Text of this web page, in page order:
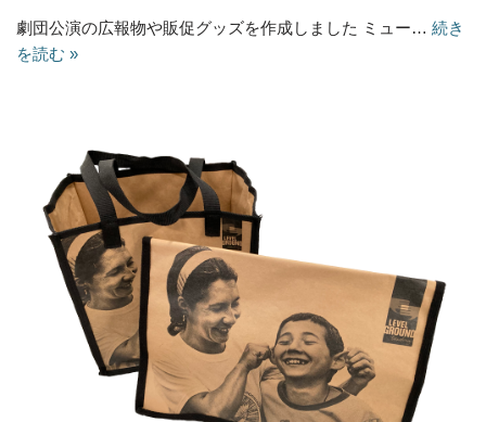
劇団公演の広報物や販促グッズを作成しました ミュー… 続き
を読む »